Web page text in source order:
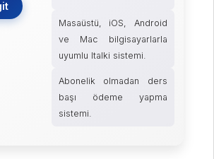
Masaüstü, iOS, Android
ve Mac bilgisayarlarla
uyumlu Italki sistemi.
Abonelik olmadan ders
başı ödeme yapma
sistemi.